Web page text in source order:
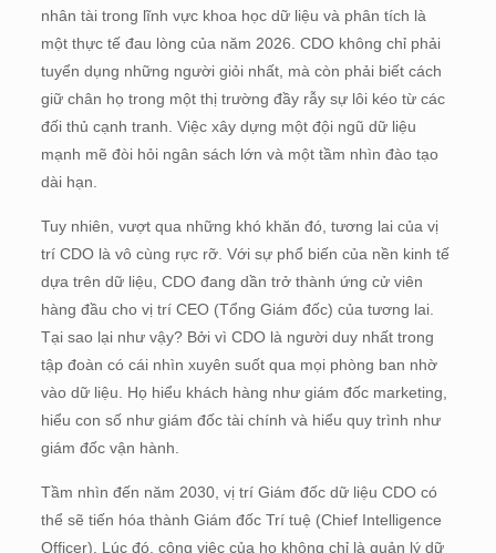
nhân tài trong lĩnh vực khoa học dữ liệu và phân tích là
một thực tế đau lòng của năm 2026. CDO không chỉ phải
tuyển dụng những người giỏi nhất, mà còn phải biết cách
giữ chân họ trong một thị trường đầy rẫy sự lôi kéo từ các
đối thủ cạnh tranh. Việc xây dựng một đội ngũ dữ liệu
mạnh mẽ đòi hỏi ngân sách lớn và một tầm nhìn đào tạo
dài hạn.
Tuy nhiên, vượt qua những khó khăn đó, tương lai của vị
trí CDO là vô cùng rực rỡ. Với sự phổ biến của nền kinh tế
dựa trên dữ liệu, CDO đang dần trở thành ứng cử viên
hàng đầu cho vị trí CEO (Tổng Giám đốc) của tương lai.
Tại sao lại như vậy? Bởi vì CDO là người duy nhất trong
tập đoàn có cái nhìn xuyên suốt qua mọi phòng ban nhờ
vào dữ liệu. Họ hiểu khách hàng như giám đốc marketing,
hiểu con số như giám đốc tài chính và hiểu quy trình như
giám đốc vận hành.
Tầm nhìn đến năm 2030, vị trí Giám đốc dữ liệu CDO có
thể sẽ tiến hóa thành Giám đốc Trí tuệ (Chief Intelligence
Officer). Lúc đó, công việc của họ không chỉ là quản lý dữ